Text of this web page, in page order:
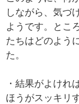
しながら、気づ
ようです。とこ
たちはどのよう
た。
・結果がよけれ
ほうがスッキリ